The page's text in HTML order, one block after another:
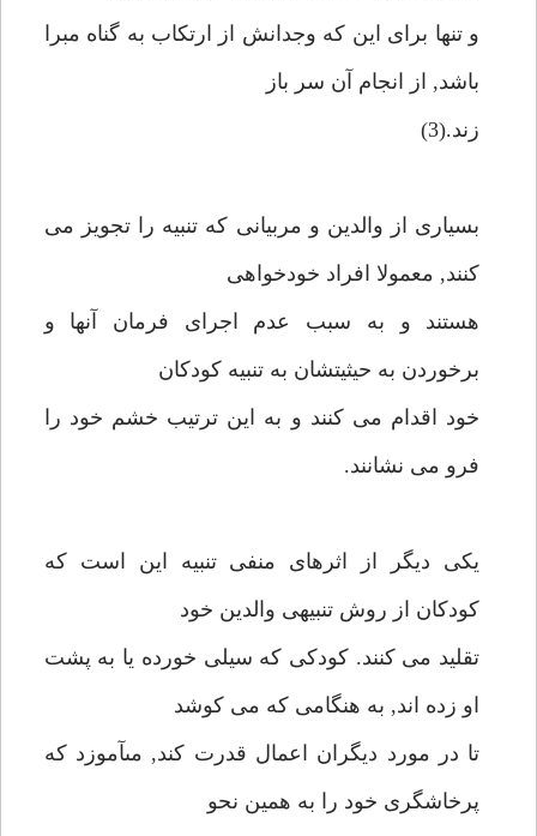
و تنها براى اين كه وجدانش از ارتكاب به گناه مبرا
باشد, از انجام آن سر باز
زند.(3)
بسيارى از والدين و مربيانى كه تنبيه را تجويز مى
كنند, معمولا افراد خودخواهى
هستند و به سبب عدم اجراى فرمان آنها و
برخوردن به حيثيتشان به تنبيه كودكان
خود اقدام مى كنند و به اين ترتيب خشم خود را
فرو مى نشانند.
يكى ديگر از اثرهاى منفى تنبيه اين است كه
كودكان از روش تنبيهى والدين خود
تقليد مى كنند. كودكى كه سيلى خورده يا به پشت
او زده اند, به هنگامى كه مى كوشد
تا در مورد ديگران اعمال قدرت كند, مىآموزد كه
پرخاشگرى خود را به همين نحو